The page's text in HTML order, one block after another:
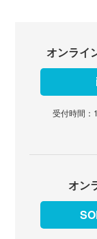
オンライ
受付時間：
オン